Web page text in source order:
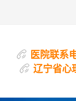
医院联系
辽宁省心